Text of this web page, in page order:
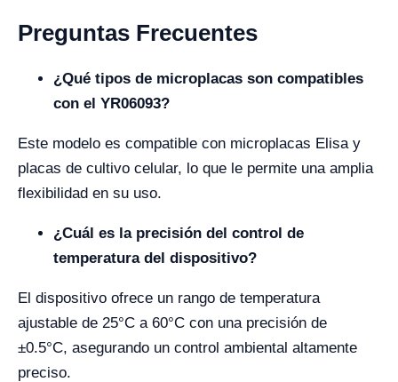
Preguntas Frecuentes
¿Qué tipos de microplacas son compatibles
con el YR06093?
Este modelo es compatible con microplacas Elisa y
placas de cultivo celular, lo que le permite una amplia
flexibilidad en su uso.
¿Cuál es la precisión del control de
temperatura del dispositivo?
El dispositivo ofrece un rango de temperatura
ajustable de 25°C a 60°C con una precisión de
±0.5°C, asegurando un control ambiental altamente
preciso.